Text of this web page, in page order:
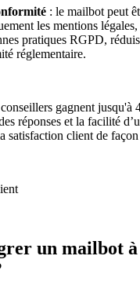
: le mailbot peut
les mentions légales,
pratiques RGPD,
réglementaire.
gagnent jusqu'à
réponses et la facilité
satisfaction client de
un mailbot à